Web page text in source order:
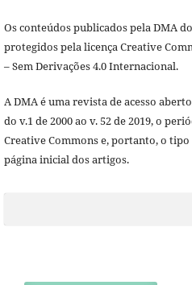
Os conteúdos publicados pela DMA do
protegidos pela licença Creative
– Sem Derivações 4.0 Internacional.
A DMA é uma revista de acesso
do v.1 de 2000 ao v. 52 de 2019, o
Creative Commons e, portanto, o
página inicial dos artigos.